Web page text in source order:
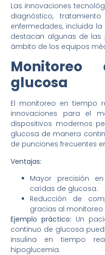
Las innovaciones
diagnóstico,
enfermedades, incluida
destacan algunas de las
ámbito de los equipos
Monitoreo
glucosa
El monitoreo en tiempo
innovaciones para el
dispositivos modernos
glucosa de manera
de punciones frecuentes
Ventajas:
Mayor precisión
caídas de glucosa.
Reducción de
gracias al monitoreo
Ejemplo práctico: Un
continuo de glucosa
insulina en tiempo
hipoglucemia.